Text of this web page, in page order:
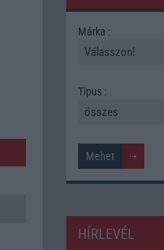
Márka :
Tipus :
HÍRLEVÉL